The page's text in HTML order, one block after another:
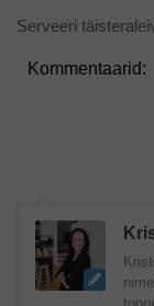
Serveeri
Kommentaarid: